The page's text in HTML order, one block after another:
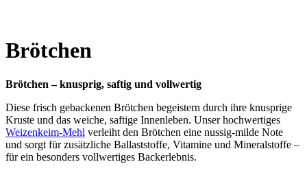
Brötchen
Brötchen – knusprig, saftig und vollwertig
Diese frisch gebackenen Brötchen begeistern durch ihre knusprige
Kruste und das weiche, saftige Innenleben. Unser hochwertiges
Weizenkeim-Mehl verleiht den Brötchen eine nussig-milde Note
und sorgt für zusätzliche Ballaststoffe, Vitamine und Mineralstoffe –
für ein besonders vollwertiges Backerlebnis.